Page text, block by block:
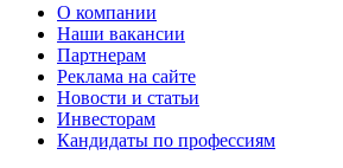
О компании
Наши вакансии
Партнерам
Реклама на сайте
Новости и статьи
Инвесторам
Кандидаты по профессиям